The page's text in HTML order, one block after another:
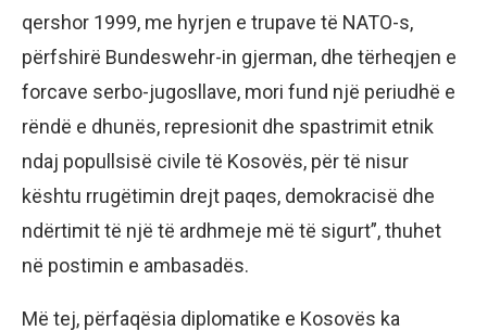
qershor 1999, me hyrjen e trupave të NATO-s,
përfshirë Bundeswehr-in gjerman, dhe tërheqjen e
forcave serbo-jugosllave, mori fund një periudhë e
rëndë e dhunës, represionit dhe spastrimit etnik
ndaj popullsisë civile të Kosovës, për të nisur
kështu rrugëtimin drejt paqes, demokracisë dhe
ndërtimit të një të ardhmeje më të sigurt”, thuhet
në postimin e ambasadës.
Më tej, përfaqësia diplomatike e Kosovës ka